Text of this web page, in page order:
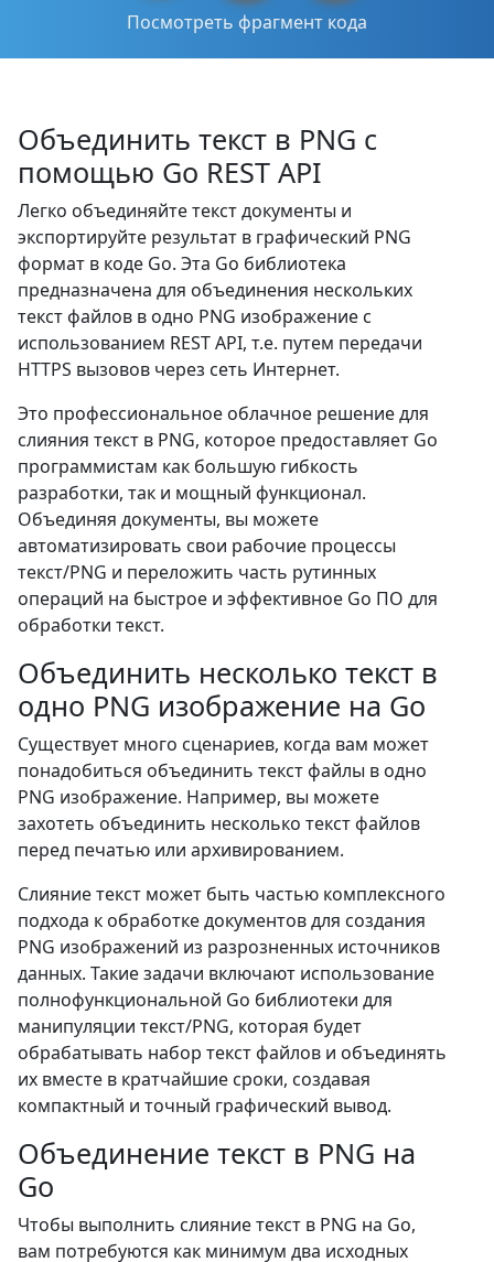
Посмотреть фрагмент кода
Объединить текст в PNG с
помощью Go REST API
Легко объединяйте текст документы и
экспортируйте результат в графический PNG
формат в коде Go. Эта Go библиотека
предназначена для объединения нескольких
текст файлов в одно PNG изображение с
использованием REST API, т.е. путем передачи
HTTPS вызовов через сеть Интернет.
Это профессиональное облачное решение для
слияния текст в PNG, которое предоставляет Go
программистам как большую гибкость
разработки, так и мощный функционал.
Объединяя документы, вы можете
автоматизировать свои рабочие процессы
текст/PNG и переложить часть рутинных
операций на быстрое и эффективное Go ПО для
обработки текст.
Объединить несколько текст в
одно PNG изображение на Go
Существует много сценариев, когда вам может
понадобиться объединить текст файлы в одно
PNG изображение. Например, вы можете
захотеть объединить несколько текст файлов
перед печатью или архивированием.
Слияние текст может быть частью комплексного
подхода к обработке документов для создания
PNG изображений из разрозненных источников
данных. Такие задачи включают использование
полнофункциональной Go библиотеки для
манипуляции текст/PNG, которая будет
обрабатывать набор текст файлов и объединять
их вместе в кратчайшие сроки, создавая
компактный и точный графический вывод.
Объединение текст в PNG на
Go
Чтобы выполнить слияние текст в PNG на Go,
вам потребуются как минимум два исходных